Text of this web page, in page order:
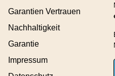
Garantien Vertrauen
Nachhaltigkeit
Garantie
Impressum